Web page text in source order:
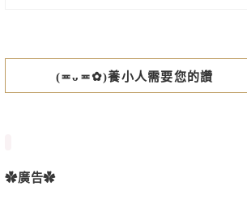
(≖ᴗ≖✿)養小人需要您的讚
✿廣告✿